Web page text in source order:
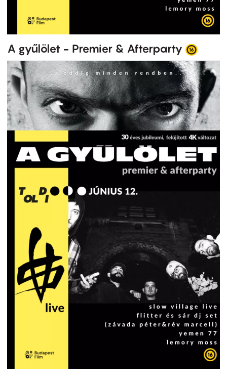
A gyűlölet - Premier & Afterparty